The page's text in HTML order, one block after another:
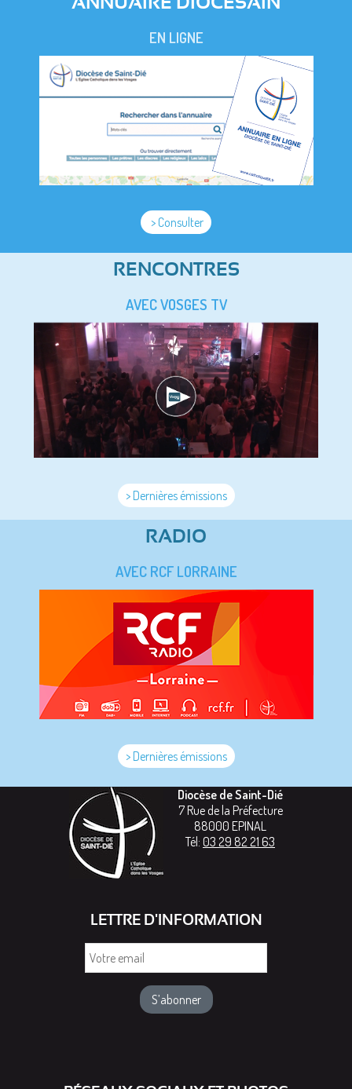
EN LIGNE
> Consulter
RENCONTRES
AVEC VOSGES TV
> Dernières émissions
RADIO
AVEC RCF LORRAINE
> Dernières émissions
Diocèse de Saint-Dié
7 Rue de la Préfecture
88000 EPINAL
Tél: 03 29 82 21 63
LETTRE D'INFORMATION